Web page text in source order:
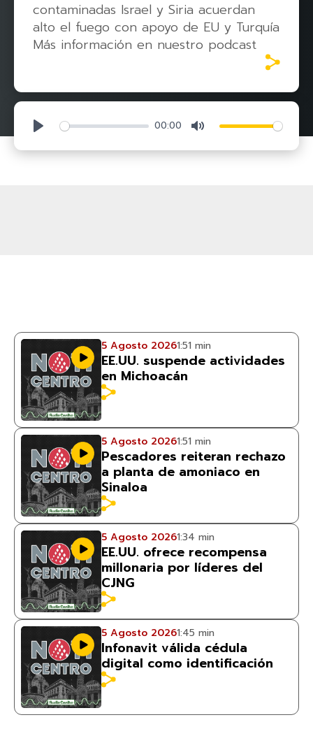
contaminadas Israel y Siria acuerdan
alto el fuego con apoyo de EU y Turquía
Más información en nuestro podcast
Play 00:00 Mute
5 Agosto 20261:51 min
EE.UU. suspende actividades
en Michoacán
5 Agosto 20261:51 min
Pescadores reiteran rechazo
a planta de amoniaco en
Sinaloa
5 Agosto 20261:34 min
EE.UU. ofrece recompensa
millonaria por líderes del
CJNG
5 Agosto 20261:45 min
Infonavit válida cédula
digital como identificación